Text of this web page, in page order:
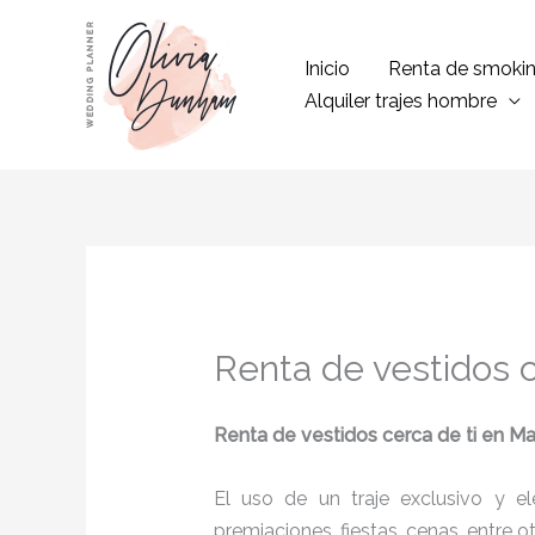
contenido
Inicio
Renta de
Alquiler trajes hombre
Renta de vestidos
Renta de vestidos cerca de ti en
El uso de un traje exclusivo y